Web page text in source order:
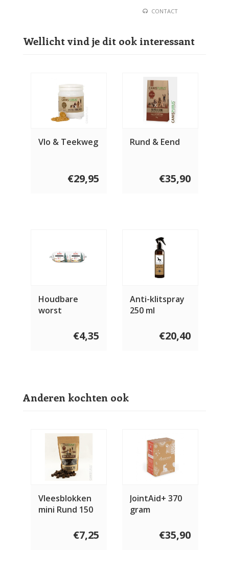
CONTACT
Wellicht vind je dit ook interessant
Vlo & Teekweg
€29,95
Rund & Eend
€35,90
Houdbare
worst
€4,35
Anti-klitspray
250 ml
€20,40
Anderen kochten ook
Vleesblokken
mini Rund 150
€7,25
JointAid+ 370
gram
€35,90